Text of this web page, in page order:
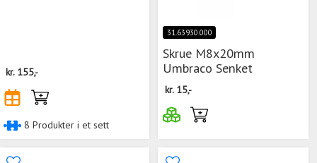
kr. 155,-
8 Produkter i et sett
31.63930.000
Skrue M8x20mm
Umbraco Senket
kr. 15,-